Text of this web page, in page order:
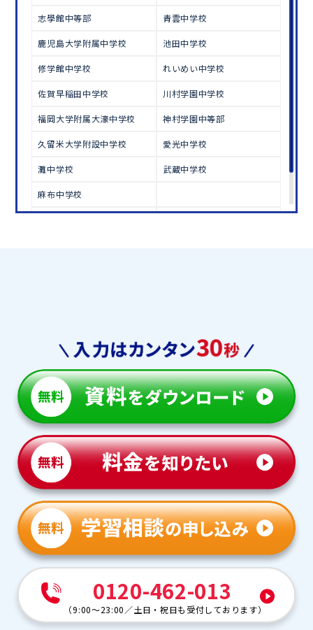
志學館中等部 青雲中学校
鹿児島大学附属中学校 池田中学校
修学館中学校 れいめい中学校
佐賀早稲田中学校 川村学園中学校
福岡大学附属大濠中学校 神村学園中等部
久留米大学附設中学校 愛光中学校
灘中学校 武蔵中学校
麻布中学校
0120-462-013
（9:00～23:00 ／土日・祝日も受付しております）